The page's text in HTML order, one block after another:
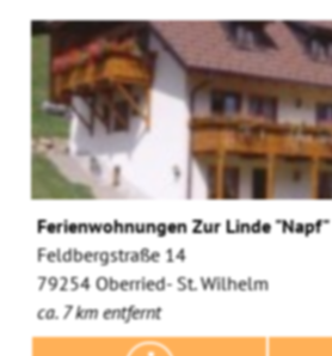
Ferienwohnungen Zur Linde "Napf"
Feldbergstraße 14
79254 Oberried- St. Wilhelm
ca. 7 km entfernt